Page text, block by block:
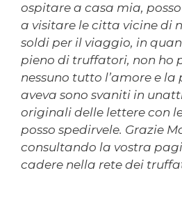
ospitare a casa mia,
a visitare le citta vicine di
soldi per il viaggio, in
pieno di truffatori, non ho
nessuno tutto l’amore e la
aveva sono svaniti in
originali delle lettere con
posso spedirvele. Grazie
consultando la vostra
cadere nella rete dei